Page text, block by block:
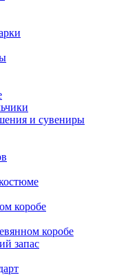
и сувениры
коробе
коробе
запас